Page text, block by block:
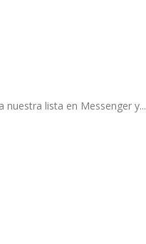
lista en Messenger y...